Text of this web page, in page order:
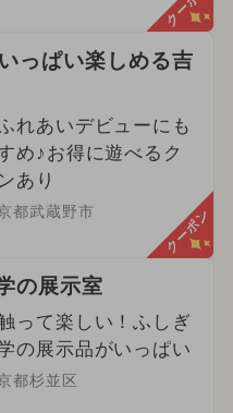
っぱい楽しめる吉
れあいデビューにも
め♪お得に遊べるク
あり
都武蔵野市 クーポン
の展示室
って楽しい！ふしぎ
の展示品がいっぱい
都杉並区